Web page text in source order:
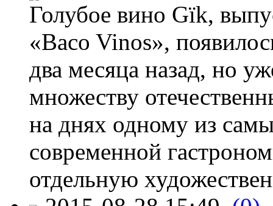
Голубое вино Gïk,
«Baco Vinos»,
два месяца назад, но
множеству
на днях одному из
современной
отдельную